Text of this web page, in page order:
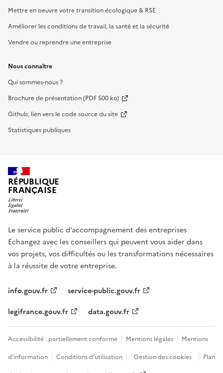
Mettre en oeuvre votre transition écologique & RSE
Améliorer les conditions de travail, la santé et la sécurité
Vendre ou reprendre une entreprise
Nous connaître
Qui sommes-nous ?
Brochure de présentation (PDF 500 ko)
Github, lien vers le code source du site
Statistiques publiques
RÉPUBLIQUE
FRANÇAISE
Le service public d’accompagnement des entreprises
Échangez avec les conseillers qui peuvent vous aider dans
vos projets, vos difficultés ou les transformations nécessaires
à la réussite de votre entreprise.
info.gouv.fr
service-public.gouv.fr
legifrance.gouv.fr
data.gouv.fr
Accessibilité : partiellement conforme Mentions légales
Mentions
d'information
Conditions d’utilisation Gestion des cookies
Plan